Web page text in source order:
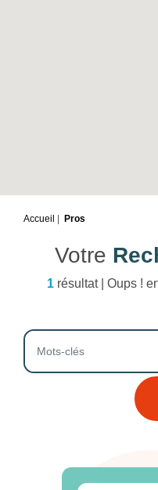
Accueil Pros
Votre
1 résultat | Oups !